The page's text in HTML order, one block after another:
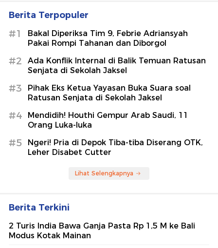
Berita Terpopuler
#1
Bakal Diperiksa Tim 9, Febrie Adriansyah
Pakai Rompi Tahanan dan Diborgol
#2
Ada Konflik Internal di Balik Temuan Ratusan
Senjata di Sekolah Jaksel
#3
Pihak Eks Ketua Yayasan Buka Suara soal
Ratusan Senjata di Sekolah Jaksel
#4
Mendidih! Houthi Gempur Arab Saudi, 11
Orang Luka-luka
#5
Ngeri! Pria di Depok Tiba-tiba Diserang OTK,
Leher Disabet Cutter
Lihat Selengkapnya
Berita Terkini
2 Turis India Bawa Ganja Pasta Rp 1,5 M ke Bali
Modus Kotak Mainan